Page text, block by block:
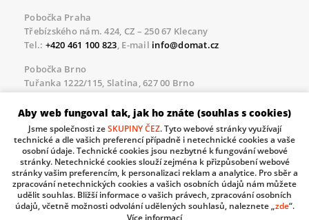
Pobočka Praha
Třebízského nám. 424, CZ – 250 67 Klecany
Tel.: +420 461 100 823, E-mail info@domat.cz
Pobočka Brno
Tuřanka 1222/115, Slatina, 627 00 Brno
Tel.:+420 461 100 823, E-mailinfo@domat.cz
Servisní linka pro námi realizované akce
Po – Pá 8.30 – 17.00
tel:+420 733 421 878, E-mailservis@domat.cz
Technická podpora:
Tel.:+420 461 100 666 , WhatsApp:+420 603 735 402
Informace o zpracovávaných osobních údajích.
Aby web fungoval tak, jak ho znáte (souhlas s cookies)
Jsme společnosti zeSKUPINY ČEZ. Tyto webové stránky využívají
technické a dle vašich preferencí případně i netechnické cookies a vaše
osobní údaje. Technické cookies jsou nezbytné k fungování webové
stránky. Netechnické cookies slouží zejména k přizpůsobení webové
stránky vašim preferencím, k personalizaci reklam a analytice. Pro sběr a
zpracování netechnických cookies a vašich osobních údajů nám můžete
udělit souhlas. Bližší informace o vašich právech, zpracování osobních
údajů, včetně možnosti odvolání udělených souhlasů, naleznete „zde“.
Více informací